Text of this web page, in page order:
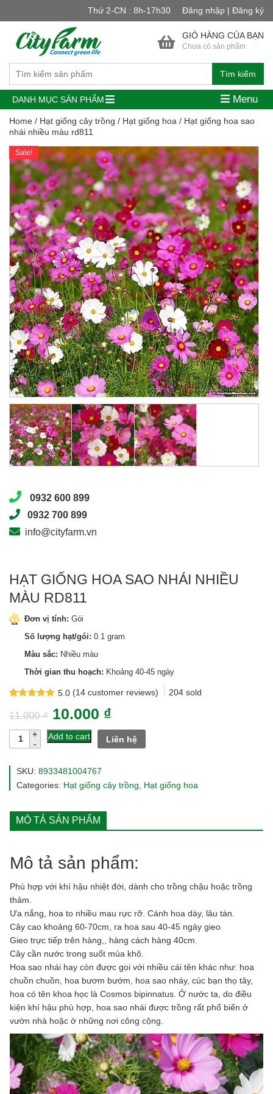
Thứ 2-CN : 8h-17h30 Đăng nhập | Đăng ký
Tìm kiếm
GIỎ HÀNG CỦA BẠN
Chưa có sản phẩm
DANH MỤC SẢN PHẨM Menu
Home / Hạt giống cây trồng / Hạt giống hoa / Hạt giống hoa sao
nhái nhiều màu rd811
Sale!
0932 600 899
0932 700 899
info@cityfarm.vn
HẠT GIỐNG HOA SAO NHÁI NHIỀU
MÀU RD811
Đơn vị tính: Gói
Số lượng hạt/gói: 0.1 gram
Màu sắc: Nhiều màu
Thời gian thu hoạch: Khoảng 40-45 ngày
5.0
out of 5
customer
ratings
(14customer reviews) 204sold
11.000₫ 10.000 ₫
Hạt
sao
nhiều
rd811
quantity
Add to cart Liên hệ
SKU: 8933481004767
Categories: Hạt giống cây trồng, Hạt giống hoa
MÔ TẢ SẢN PHẨM
Mô tả sản phẩm:
Phù hợp với khí hậu nhiệt đới, dành cho trồng chậu hoặc trồng
thảm.
Ưa nắng, hoa to nhiều mau rực rỡ. Cánh hoa dày, lâu tàn.
Cây cao khoảng 60-70cm, ra hoa sau 40-45 ngày gieo
Gieo trực tiếp trên hàng,, hàng cách hàng 40cm.
Cây cần nước trong suốt mùa khô.
Hoa sao nhái hay còn được gọi với nhiều cái tên khác như: hoa
chuồn chuồn, hoa bươm bướm, hoa sao nháy, cúc bạn thọ tây,
hoa có tên khoa học là Cosmos bipinnatus. Ở nước ta, do điều
kiện khí hậu phù hợp, hoa sao nhái được trồng rất phổ biến ở
vườn nhà hoặc ở những nơi công cộng.